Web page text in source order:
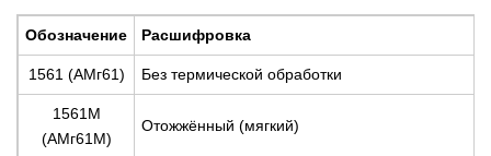
Обозначение Расшифровка
1561 (АМг61) Без термической обработки
1561М
(АМг61М)
Отожжённый (мягкий)